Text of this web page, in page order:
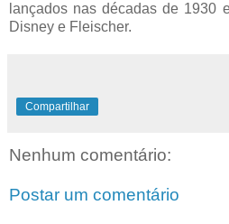
lançados nas décadas de 1930
Disney e Fleischer.
Compartilhar
Nenhum comentário:
Postar um comentário